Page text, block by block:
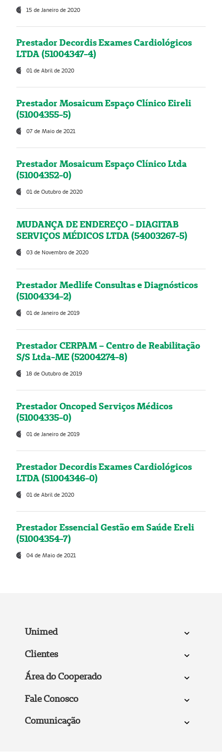
15 de Janeiro de 2020
Prestador Decordis Exames Cardiológicos
LTDA (51004347-4)
01 de Abril de 2020
Prestador Mosaicum Espaço Clínico Eireli
(51004355-5)
07 de Maio de 2021
Prestador Mosaicum Espaço Clínico Ltda
(51004352-0)
01 de Outubro de 2020
MUDANÇA DE ENDEREÇO - DIAGITAB
SERVIÇOS MÉDICOS LTDA (54003267-5)
03 de Novembro de 2020
Prestador Medlife Consultas e Diagnósticos
(51004334-2)
01 de Janeiro de 2019
Prestador CERPAM – Centro de Reabilitação
S/S Ltda-ME (52004274-8)
18 de Outubro de 2019
Prestador Oncoped Serviços Médicos
(51004335-0)
01 de Janeiro de 2019
Prestador Decordis Exames Cardiológicos
LTDA (51004346-0)
01 de Abril de 2020
Prestador Essencial Gestão em Saúde Ereli
(51004354-7)
04 de Maio de 2021
Unimed
Clientes
Área do Cooperado
Fale Conosco
Comunicação